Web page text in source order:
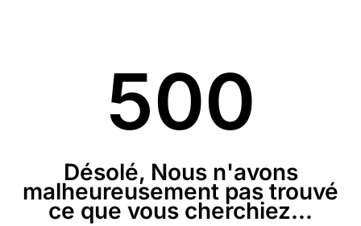
500
Désolé, Nous n'avons
malheureusement pas trouvé
ce que vous cherchiez...